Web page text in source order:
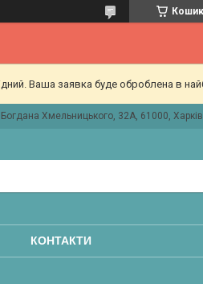
Кошик
Ваша заявка буде оброблена в
Хмельницького, 32А, 61000,
КОНТАКТИ